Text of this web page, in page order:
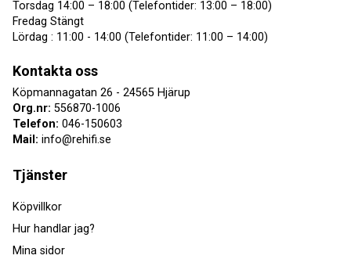
Torsdag 14:00 – 18:00 (Telefontider: 13:00 – 18:00)
Fredag Stängt
Lördag : 11:00 - 14:00 (Telefontider: 11:00 – 14:00)
Kontakta oss
Köpmannagatan 26 - 24565 Hjärup
Org.nr: 556870-1006
Telefon: 046-150603
Mail: info@rehifi.se
Tjänster
Köpvillkor
Hur handlar jag?
Mina sidor